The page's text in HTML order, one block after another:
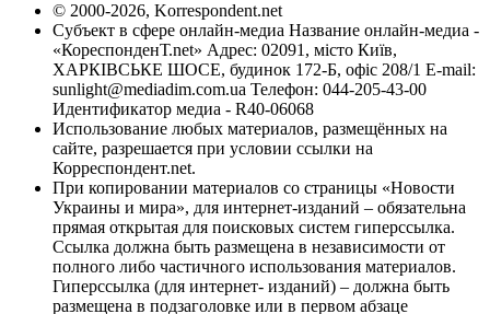
© 2000-2026, Korrespondent.net
Субъект в сфере онлайн-медиа Название онлайн-медиа -
«КореспонденТ.net» Адрес: 02091, місто Київ,
ХАРКІВСЬКЕ ШОСЕ, будинок 172-Б, офіс 208/1 E-mail:
sunlight@mediadim.com.ua Телефон: 044-205-43-00
Идентификатор медиа - R40-06068
Использование любых материалов, размещённых на
сайте, разрешается при условии ссылки на
Корреспондент.net.
При копировании материалов со страницы «Новости
Украины и мира», для интернет-изданий – обязательна
прямая открытая для поисковых систем гиперссылка.
Ссылка должна быть размещена в независимости от
полного либо частичного использования материалов.
Гиперссылка (для интернет- изданий) – должна быть
размещена в подзаголовке или в первом абзаце